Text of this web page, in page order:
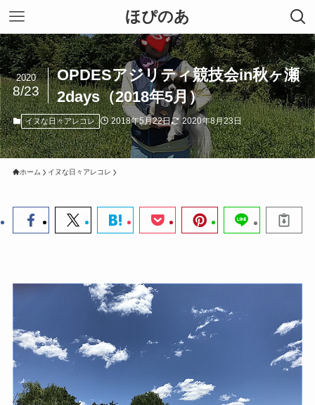
ほぴのあ
OPDESアジリティ競技会in秋ヶ瀬
2days（2018年5月）
2020
8/23
イヌな日々アレコレ 2018年5月22日 2020年8月23日
ホーム イヌな日々アレコレ